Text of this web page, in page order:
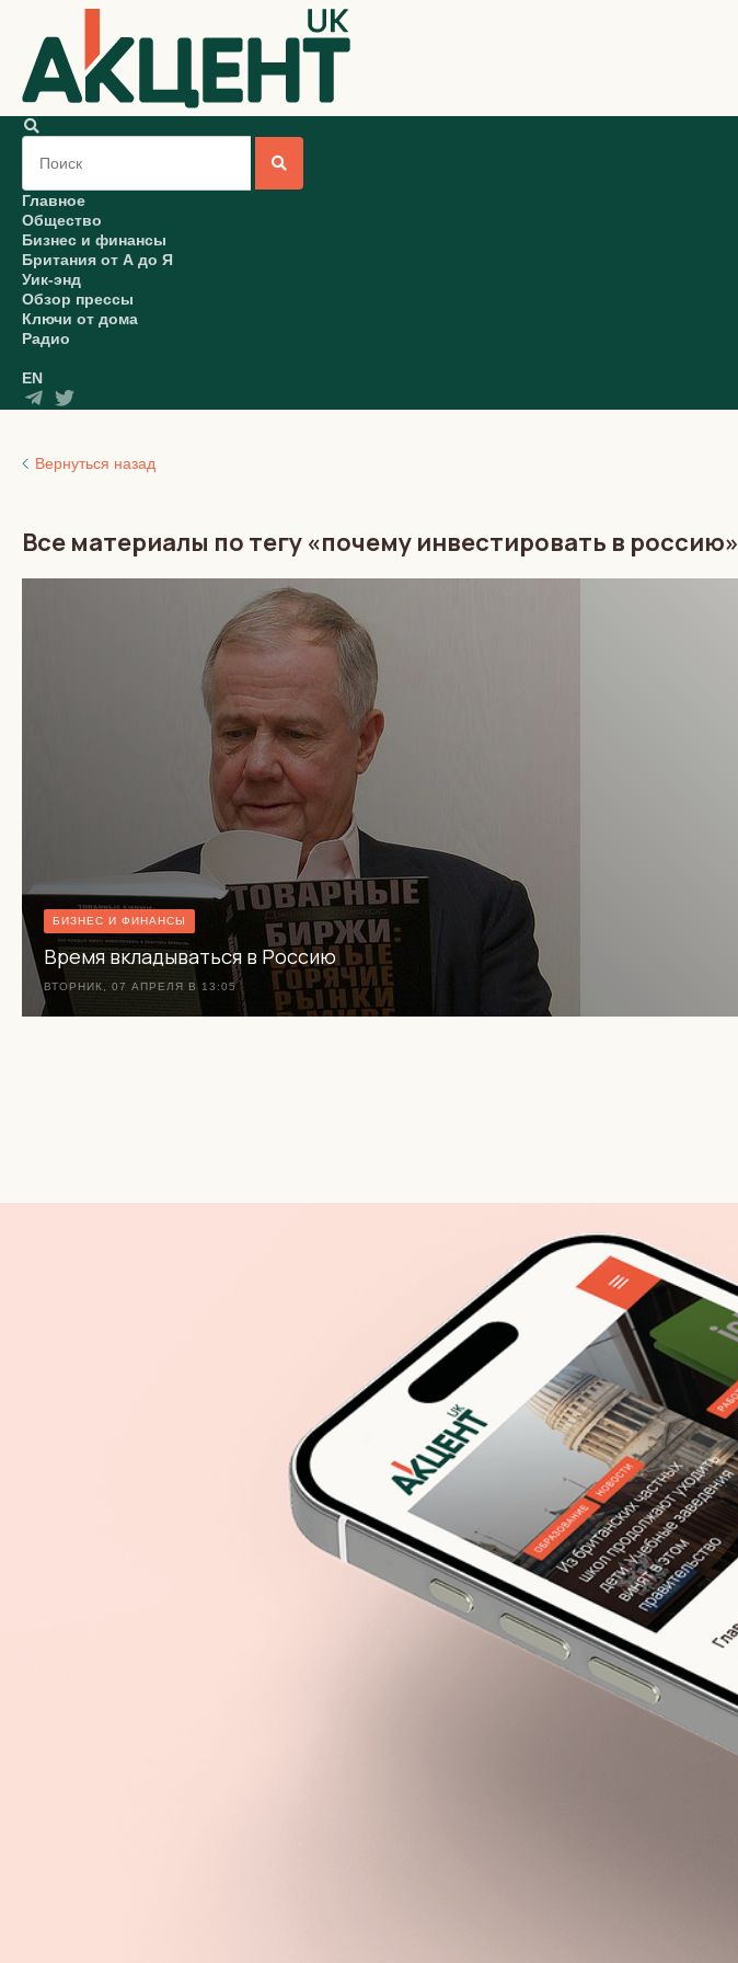
Главное
Общество
Бизнес и финансы
Британия от А до Я
Уик-энд
Обзор прессы
Ключи от дома
Радио
EN
Вернуться назад
Все материалы по тегу «почему инвестировать в россию»
БИЗНЕС И ФИНАНСЫ
Время вкладываться в Россию
ВТОРНИК, 07 АПРЕЛЯ В 13:05